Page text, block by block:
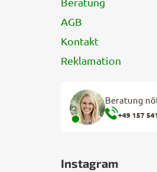
AGB
Kontakt
Reklamation
Beratung
+49 157
Instagram